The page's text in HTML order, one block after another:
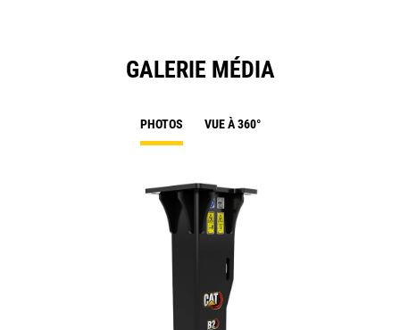
GALERIE MÉDIA
PHOTOS VUE À 360°